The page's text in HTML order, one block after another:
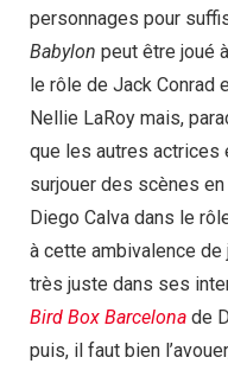
personnages pour
Babylon peut être joué
le rôle de Jack Conrad
Nellie LaRoy mais,
que les autres actrices
surjouer des scènes en
Diego Calva dans le
à cette ambivalence
très juste dans ses
Bird Box Barcelona de
puis, il faut bien